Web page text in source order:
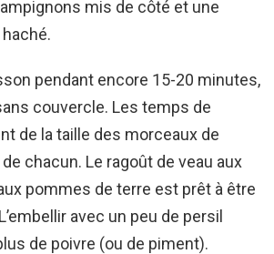
mis de côté et une
pendant encore 15-20 minutes,
couvercle. Les temps de
de la taille des morceaux de
chacun. Le ragoût de veau aux
pommes de terre est prêt à être
avec un peu de persil
de poivre (ou de piment).